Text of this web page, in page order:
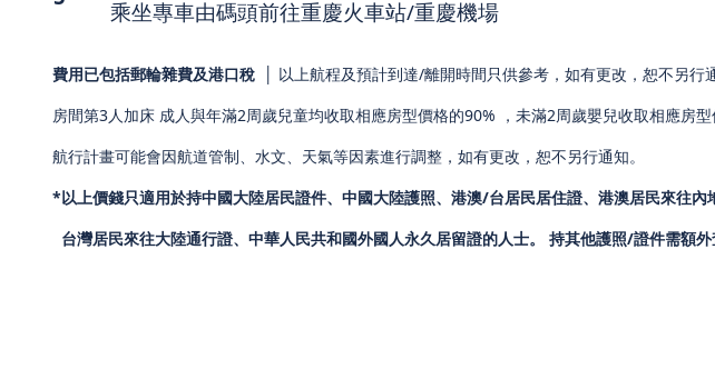
乘坐專車由碼頭前往重慶火車站/重慶機場
費用已包括郵輪雜費及港口稅
│ 以上航程及預計到達/離開時間只供參考，如有更改，恕不另行
房間第3人加床 成人與年滿2周歲兒童均收取相應房型價格的90% ，未滿2周歲嬰兒收取相應房
航行計畫可能會因航道管制、水文、天氣等因素進行調整，如有更改，恕不另行通知。
*以上價錢只適用於持中國大陸居民證件、中國大陸護照、港澳/台居民居住證、港澳居民來往內
台灣居民來往大陸通行證、中華人民共和國外國人永久居留證的人士。 持其他護照/證件需額外